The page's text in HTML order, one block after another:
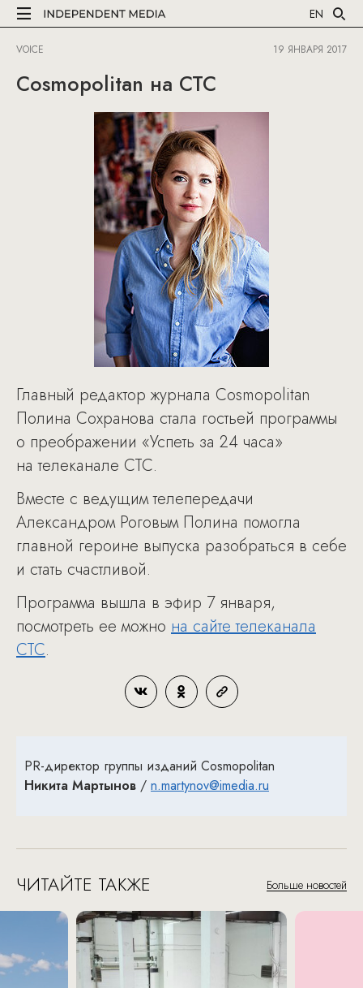
EN
VOICE 19 ЯНВАРЯ 2017
Cosmopolitan на СТС
Главный редактор журнала Cosmopolitan
Полина Сохранова стала гостьей программы
о преображении «Успеть за 24 часа»
на телеканале СТС.
Вместе с ведущим телепередачи
Александром Роговым Полина помогла
главной героине выпуска разобраться в себе
и стать счастливой.
Программа вышла в эфир 7 января,
посмотреть ее можно на сайте телеканала
СТС.
PR-директор группы изданий Cosmopolitan
Никита Мартынов / n.martynov@imedia.ru
ЧИТАЙТЕ ТАКЖЕ Больше новостей